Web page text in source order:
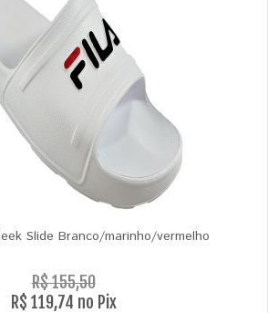
Slide Branco/marinho/vermelho
R$ 155,50
R$ 119,74 no Pix